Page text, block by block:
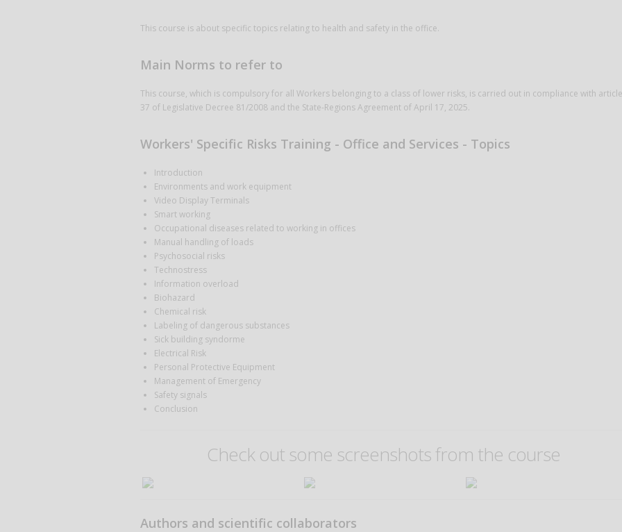
This course is about specific topics relating to health and safety in the office.
Main Norms to refer to
This course, which is compulsory for all Workers belonging to a class of lower risks, is carried out in compliance with article
37 of Legislative Decree 81/2008 and the State-Regions Agreement of April 17, 2025.
Workers' Specific Risks Training - Office and Services - Topics
Introduction
Environments and work equipment
Video Display Terminals
Smart working
Occupational diseases related to working in offices
Manual handling of loads
Psychosocial risks
Technostress
Information overload
Biohazard
Chemical risk
Labeling of dangerous substances
Sick building syndorme
Electrical Risk
Personal Protective Equipment
Management of Emergency
Safety signals
Conclusion
Check out some screenshots from the course
Authors and scientific collaborators